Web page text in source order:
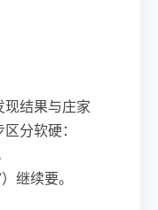
结果与庄家
分软硬：
继续要。